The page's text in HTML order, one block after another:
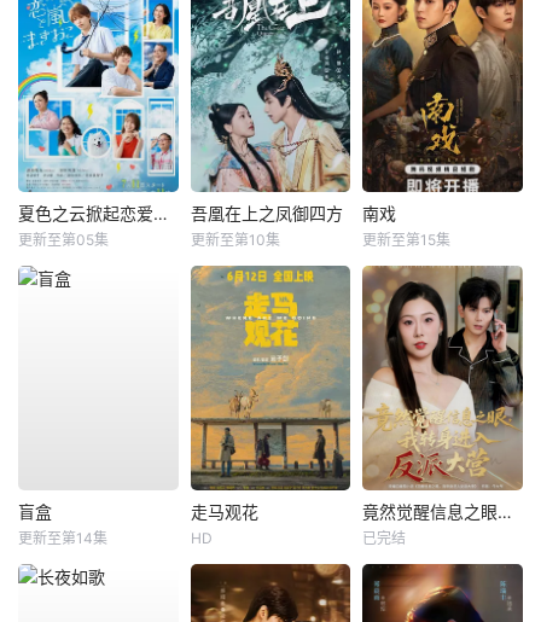
夏色之云掀起恋爱与风暴
更新至第05集
吾凰在上之凤御四方
更新至第10集
南戏
更新至第15集
盲盒
更新至第14集
走马观花
HD
竟然觉醒信息之眼，我转身进入反派大营
已完结